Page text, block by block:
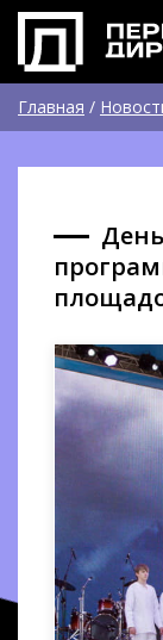
Главная /